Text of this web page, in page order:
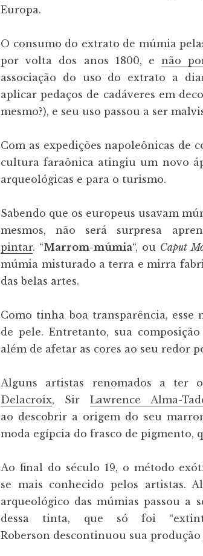
Europa.
O consumo do extrato de múmia
por volta dos anos 1800, enão
associação do uso do extrato a
aplicar pedaços de cadáveres em
mesmo?), e seu uso passou a ser
Com as expedições napoleônicas de
cultura faraônica atingiu um novo
arqueológicas e para o turismo.
Sabendo que os europeus usavam
mesmos, não será surpresa
pintar. “Marrom-múmia“, ou Caput
múmia misturado a terra e mirra
das belas artes.
Como tinha boa transparência, esse
de pele. Entretanto, sua
além de afetar as cores ao seu redor
Alguns artistas renomados a ter
Delacroix, Sir Lawrence Alma-
ao descobrir a origem do seu
moda egípcia do frasco de pigmento,
Ao final do século 19, o método
se mais conhecido pelos artistas.
arqueológico das múmias passou a
dessa tinta, que só foi
Roberson descontinuou sua